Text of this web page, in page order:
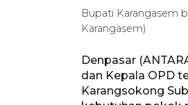
Bupati Karangasem
Karangasem)
Denpasar
dan Kepala OPD
Karangsokong